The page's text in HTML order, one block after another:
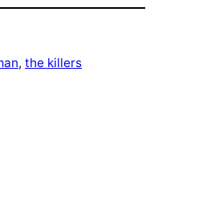
, the killers